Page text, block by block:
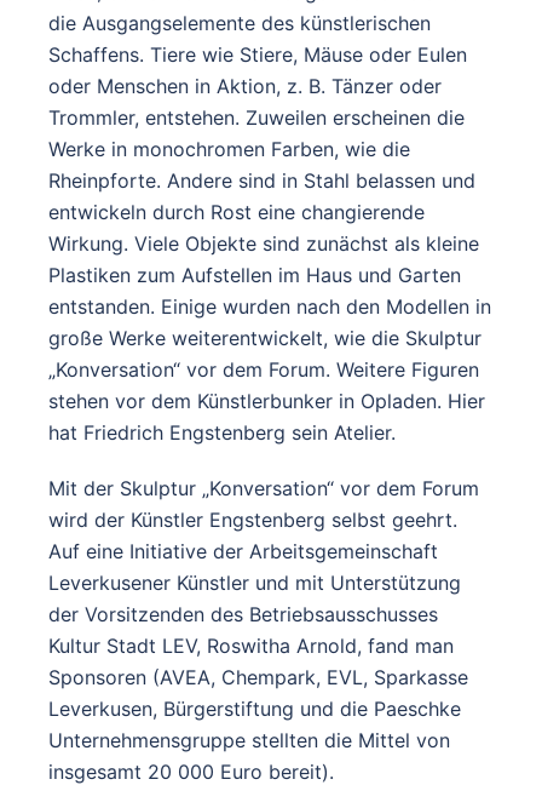
die Ausgangselemente des künstlerischen
Schaffens. Tiere wie Stiere, Mäuse oder Eulen
oder Menschen in Aktion, z. B. Tänzer oder
Trommler, entstehen. Zuweilen erscheinen die
Werke in monochromen Farben, wie die
Rheinpforte. Andere sind in Stahl belassen und
entwickeln durch Rost eine changierende
Wirkung. Viele Objekte sind zunächst als kleine
Plastiken zum Aufstellen im Haus und Garten
entstanden. Einige wurden nach den Modellen in
große Werke weiterentwickelt, wie die Skulptur
„Konversation“ vor dem Forum. Weitere Figuren
stehen vor dem Künstlerbunker in Opladen. Hier
hat Friedrich Engstenberg sein Atelier.
Mit der Skulptur „Konversation“ vor dem Forum
wird der Künstler Engstenberg selbst geehrt.
Auf eine Initiative der Arbeitsgemeinschaft
Leverkusener Künstler und mit Unterstützung
der Vorsitzenden des Betriebsausschusses
Kultur Stadt LEV, Roswitha Arnold, fand man
Sponsoren (AVEA, Chempark, EVL, Sparkasse
Leverkusen, Bürgerstiftung und die Paeschke
Unternehmensgruppe stellten die Mittel von
insgesamt 20 000 Euro bereit).